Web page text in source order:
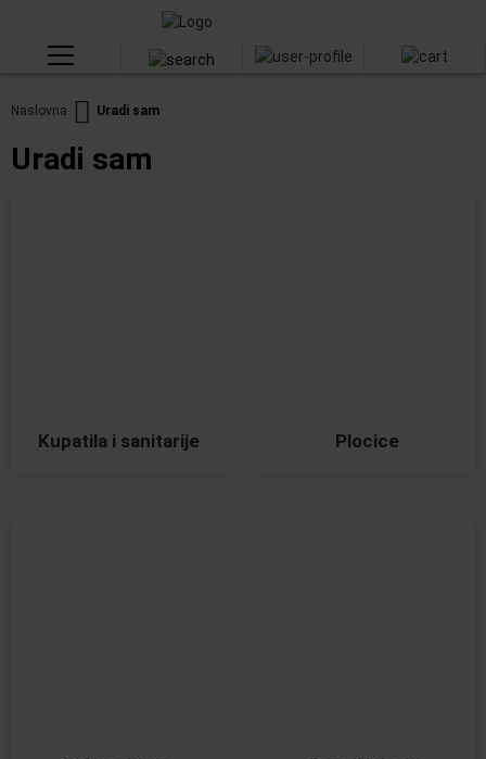
Naslovna Uradi sam
Uradi sam
Kupatila i sanitarije Plocice